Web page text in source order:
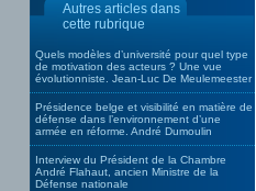
Autres articles dans
cette rubrique
Quels modèles d’université pour quel type
de motivation des acteurs ? Une vue
évolutionniste. Jean-Luc De Meulemeester
Présidence belge et visibilité en matière de
défense dans l’environnement d’une
armée en réforme. André Dumoulin
Interview du Président de la Chambre
André Flahaut, ancien Ministre de la
Défense nationale